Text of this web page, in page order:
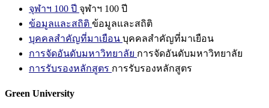
จุฬาฯ 100 ปี จุฬาฯ 100 ปี
ข้อมูลและสถิติ ข้อมูลและสถิติ
บุคคลสำคัญที่มาเยือน บุคคลสำคัญที่มาเยือน
การจัดอันดับมหาวิทยาลัย การจัดอันดับมหาวิทยาลัย
การรับรองหลักสูตร การรับรองหลักสูตร
Green University